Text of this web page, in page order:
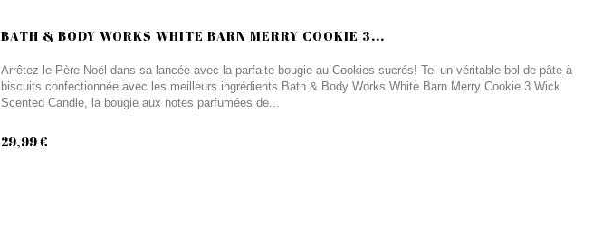
BATH & BODY WORKS WHITE BARN MERRY COOKIE 3...
Arrêtez le Père Noël dans sa lancée avec la parfaite bougie au Cookies sucrés! Tel un véritable bol de pâte à
biscuits confectionnée avec les meilleurs ingrédients Bath & Body Works White Barn Merry Cookie 3 Wick
Scented Candle, la bougie aux notes parfumées de...
29,99 €